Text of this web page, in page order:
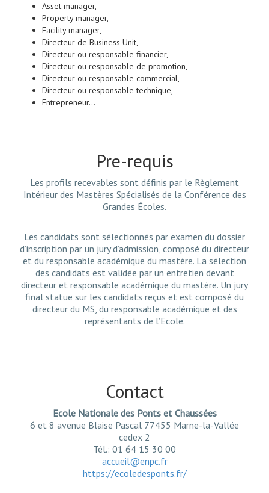
Asset manager,
Property manager,
Facility manager,
Directeur de Business Unit,
Directeur ou responsable financier,
Directeur ou responsable de promotion,
Directeur ou responsable commercial,
Directeur ou responsable technique,
Entrepreneur…
Pre-requis
Les profils recevables sont définis par le Règlement
Intérieur des Mastères Spécialisés de la Conférence des
Grandes Écoles.
Les candidats sont sélectionnés par examen du dossier
d’inscription par un jury d’admission, composé du directeur
et du responsable académique du mastère. La sélection
des candidats est validée par un entretien devant
directeur et responsable académique du mastère. Un jury
final statue sur les candidats reçus et est composé du
directeur du MS, du responsable académique et des
représentants de l’Ecole.
Contact
Ecole Nationale des Ponts et Chaussées
6 et 8 avenue Blaise Pascal 77455 Marne-la-Vallée
cedex 2
Tél.: 01 64 15 30 00
accueil@enpc.fr
https://ecoledesponts.fr/